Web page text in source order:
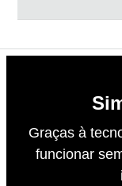
Graças à
funcionar